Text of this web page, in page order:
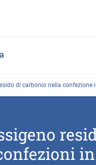
di carbonio nella confezione
in